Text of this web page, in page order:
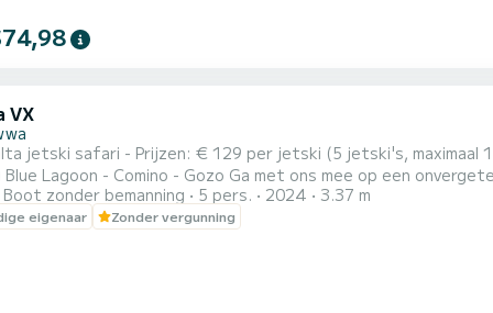
VX
jetski safari - Prijzen: € 129 per jetski (5 jetski's,
Lagoon - Comino - Gozo Ga met ons mee op een
safari van 1 uur neemt je mee op een spannende rit naar
van de tour: Blue Lagoon: Bewonder het kristalheldere
Boot zonder bemanning 5 pers. 2024 3.37 m
eigenaar Zonder vergunning